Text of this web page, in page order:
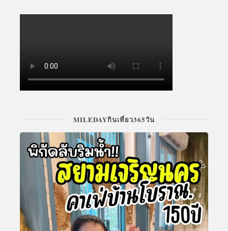
MILEDAYกินเที่ยว365วัน